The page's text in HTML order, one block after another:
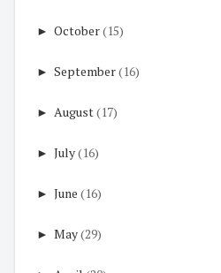
► October(15)
► September(16)
► August(17)
► July(16)
► June (16)
► May(29)